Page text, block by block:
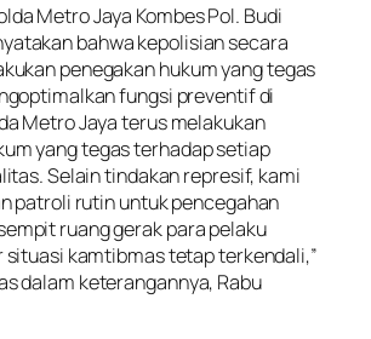
Metro Jaya Kombes Pol. Budi
bahwa kepolisian secara
penegakan hukum yang tegas
fungsi preventif di
Metro Jaya terus melakukan
yang tegas terhadap setiap
Selain tindakan represif, kami
patroli rutin untuk pencegahan
ruang gerak para pelaku
situasi kamtibmas tetap terkendali,”
dalam keterangannya, Rabu